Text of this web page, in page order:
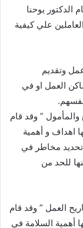
الدكتور يوحنا
علي كيفية
وتقديم
العمل او في
والمأمول ” وقد قام
اهداف و أهمية
تحديد مخاطر في
للحد من
العمل ” وقد قام
أهمية السلامة في